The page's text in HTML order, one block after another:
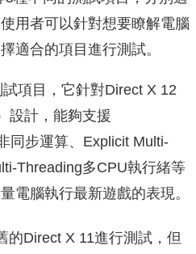
用者可以針對想要瞭解電腦
適合的項目進行測試。
項目，它針對Direct X 12
設計，能夠支援
同步運算、Explicit Multi-
Threading多CPU執行緒等
電腦執行最新遊戲的表現。
的Direct X 11進行測試，但